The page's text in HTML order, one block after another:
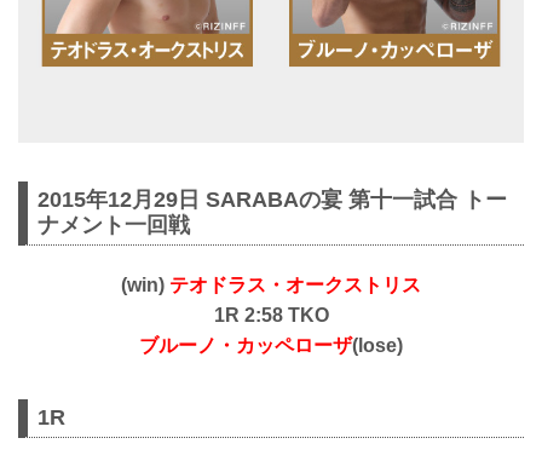
2015年12月29日 SARABAの宴 第十一試合 トー
ナメント一回戦
(win) テオドラス・オークストリス
1R 2:58 TKO
ブルーノ・カッペローザ(lose)
1R